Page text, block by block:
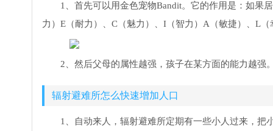
1、首先可以用金色宠物Bandit。它的作用是：如果
力）E（耐力）、C（魅力）、I（智力）A（敏捷）、L（
2、然后父母的属性越强，孩子在某方面的能力越强
辐射避难所怎么快速增加人口
1、自动来人，辐射避难所定期有一些小人过来，把